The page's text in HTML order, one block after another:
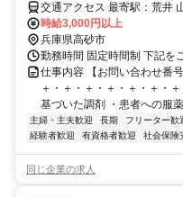
時給3,000円以上
兵庫県高砂市
勤務時間 固定時間制 下記を
仕事内容 【お問い合わせ番
＋・＋・＋・＋・＋・＋・
基づいた調剤 ・患者への服
主婦・主夫歓迎 長期 フリーター歓
経験者歓迎
有資格者歓迎 社会保険
同じ企業の求人